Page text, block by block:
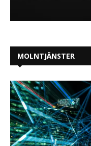
MOLNTJÄNSTER